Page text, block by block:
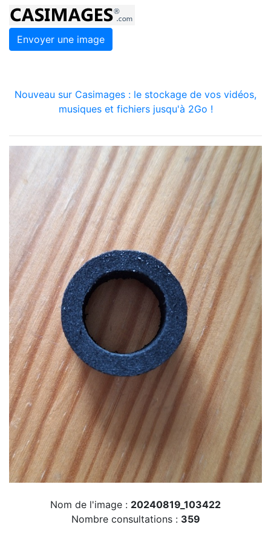
Envoyer une image
Nouveau sur Casimages : le stockage de vos vidéos,
musiques et fichiers jusqu'à 2Go !
Nom de l'image : 20240819_103422
Nombre consultations : 359